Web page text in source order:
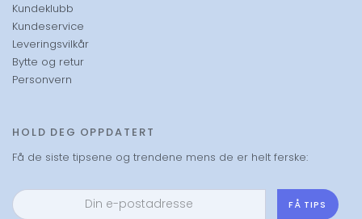
Kundeklubb
Kundeservice
Leveringsvilkår
Bytte og retur
Personvern
HOLD DEG OPPDATERT
Få de siste tipsene og trendene mens de er helt ferske:
FÅ TIPS